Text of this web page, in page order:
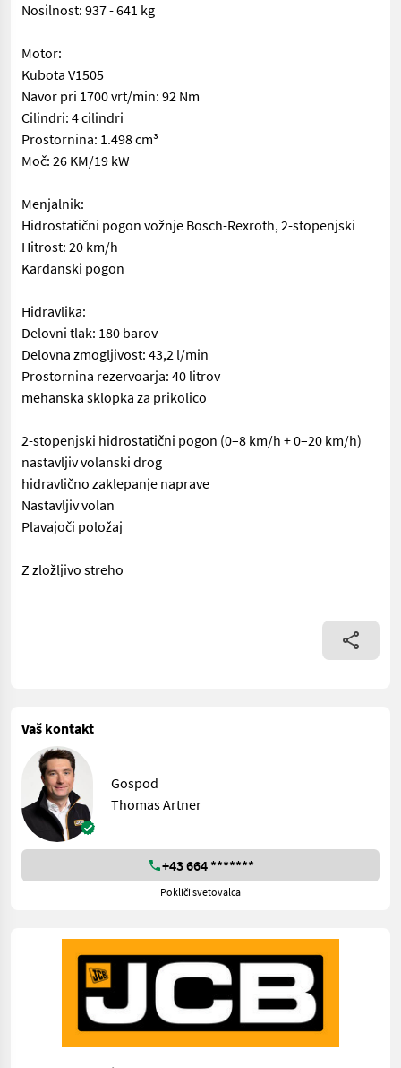
Nosilnost: 937 - 641 kg
Motor:
Kubota V1505
Navor pri 1700 vrt/min: 92 Nm
Cilindri: 4 cilindri
Prostornina: 1.498 cm³
Moč: 26 KM/19 kW
Menjalnik:
Hidrostatični pogon vožnje Bosch-Rexroth, 2-stopenjski
Hitrost: 20 km/h
Kardanski pogon
Hidravlika:
Delovni tlak: 180 barov
Delovna zmogljivost: 43,2 l/min
Prostornina rezervoarja: 40 litrov
mehanska sklopka za prikolico
2-stopenjski hidrostatični pogon (0–8 km/h + 0–20 km/h)
nastavljiv volanski drog
hidravlično zaklepanje naprave
Nastavljiv volan
Plavajoči položaj
Z zložljivo streho
Snemanje: EURO nosilec (hidravlično zaklepanje) Prekucna
Vaš kontakt
Gospod
Thomas Artner
+43 664 *******
Pokliči svetovalca